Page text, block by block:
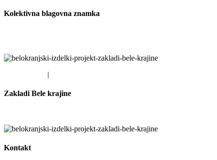
Kolektivna blagovna znamka
|
Zakladi Bele krajine
Kontakt